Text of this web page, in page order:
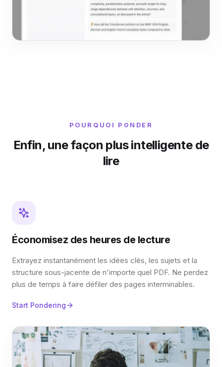
POURQUOI PONDER
Enfin, une façon plus intelligente de
lire
Économisez des heures de lecture
Extrayez instantanément les idées clés, les sujets et la
structure sous-jacente de n'importe quel PDF. Ne perdez
plus de temps à faire défiler des pages interminables.
Start Pondering